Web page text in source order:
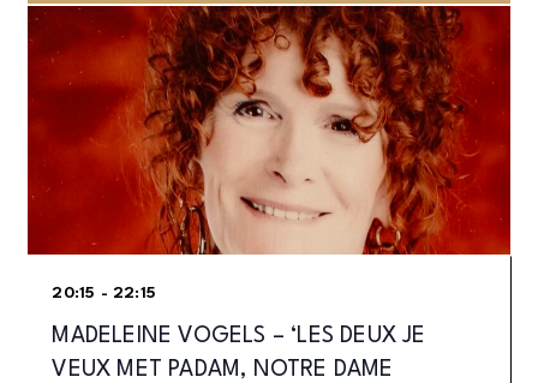
MADELEINE VOGELS – ‘LES DEUX JE
VEUX MET PADAM, NOTRE DAME
20:15 - 22:15